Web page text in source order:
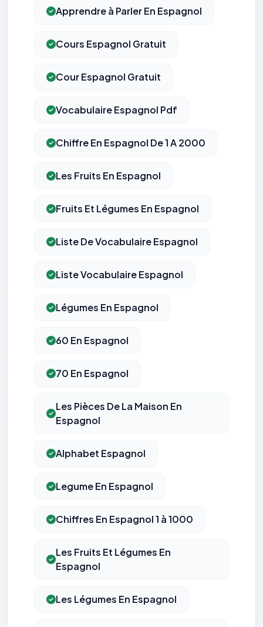
Apprendre à Parler En Espagnol
Cours Espagnol Gratuit
Cour Espagnol Gratuit
Vocabulaire Espagnol Pdf
Chiffre En Espagnol De 1 A 2000
Les Fruits En Espagnol
Fruits Et Légumes En Espagnol
Liste De Vocabulaire Espagnol
Liste Vocabulaire Espagnol
Légumes En Espagnol
60 En Espagnol
70 En Espagnol
Les Pièces De La Maison En
Espagnol
Alphabet Espagnol
Legume En Espagnol
Chiffres En Espagnol 1 à 1000
Les Fruits Et Légumes En
Espagnol
Les Légumes En Espagnol